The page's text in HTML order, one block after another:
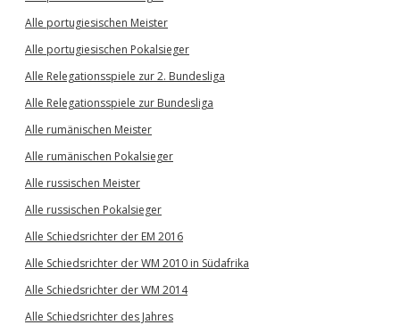
Alle portugiesischen Meister
Alle portugiesischen Pokalsieger
Alle Relegationsspiele zur 2. Bundesliga
Alle Relegationsspiele zur Bundesliga
Alle rumänischen Meister
Alle rumänischen Pokalsieger
Alle russischen Meister
Alle russischen Pokalsieger
Alle Schiedsrichter der EM 2016
Alle Schiedsrichter der WM 2010 in Südafrika
Alle Schiedsrichter der WM 2014
Alle Schiedsrichter des Jahres